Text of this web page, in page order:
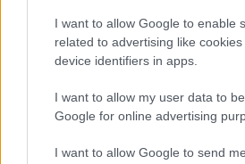
I want to allow Google to enable
related to advertising like
device identifiers in apps.
I want to allow my user data to
Google for online advertising
I want to allow Google to send me